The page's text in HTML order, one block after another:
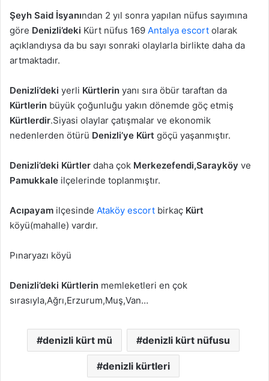
Şeyh Said İsyanından 2 yıl sonra yapılan nüfus sayımına
göre Denizli’deki Kürt nüfus 169 Antalya escort olarak
açıklandıysa da bu sayı sonraki olaylarla birlikte daha da
artmaktadır.
Denizli’deki yerli Kürtlerin yanı sıra öbür taraftan da
Kürtlerin büyük çoğunluğu yakın dönemde göç etmiş
Kürtlerdir.Siyasi olaylar çatışmalar ve ekonomik
nedenlerden ötürü Denizli’ye Kürt göçü yaşanmıştır.
Denizli’deki Kürtler daha çok Merkezefendi,Sarayköy ve
Pamukkale ilçelerinde toplanmıştır.
Acıpayam ilçesinde Ataköy escort birkaç Kürt
köyü(mahalle) vardır.
Pınaryazı köyü
Denizli’deki Kürtlerin memleketleri en çok
sırasıyla,Ağrı,Erzurum,Muş,Van…
denizli kürt mü denizli kürt nüfusu
denizli kürtleri